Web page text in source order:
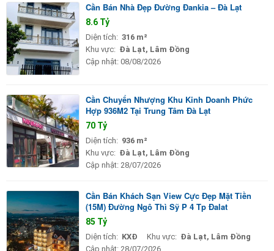
Cần Bán Nhà Đẹp Đường Đankia – Đà Lạt
8.6 Tỷ
Diện tích: 316 m²
Khu vực: Đà Lạt, Lâm Đồng
Cập nhật: 08/08/2026
Cần Chuyển Nhượng Khu Kinh Doanh Phức
Hợp 936M2 Tại Trung Tâm Đà Lạt
70 Tỷ
Diện tích: 936 m²
Khu vực: Đà Lạt, Lâm Đồng
Cập nhật: 28/07/2026
Cần Bán Khách Sạn View Cực Đẹp Mặt Tiền
(15M) Đường Ngô Thì Sỹ P 4 Tp Đalat
85 Tỷ
Diện tích: KXĐ Khu vực: Đà Lạt, Lâm Đồng
Cập nhật: 28/07/2026